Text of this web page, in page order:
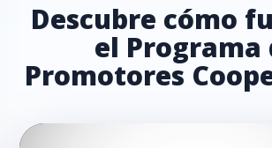
Descubre cómo
el Programa
Promotores